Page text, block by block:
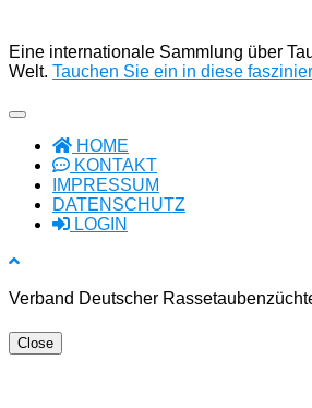
Eine internationale Sammlung über
Welt. Tauchen Sie ein in diese
HOME
KONTAKT
IMPRESSUM
DATENSCHUTZ
LOGIN
Verband Deutscher
Close